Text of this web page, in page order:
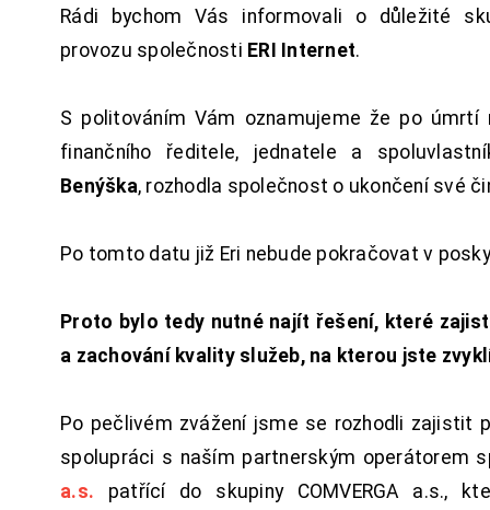
Rádi bychom Vás informovali o důležité
provozu společnosti ERI Internet.
S politováním Vám oznamujeme že po úmrtí
finančního ředitele, jednatele a
Benýška, rozhodla společnost o ukončení své
Po tomto datu již Eri nebude pokračovat v
Proto bylo tedy nutné najít řešení, které
a zachování kvality služeb, na kterou jste
Po pečlivém zvážení jsme se rozhodli zajistit
spolupráci s naším partnerským operátorem
a.s. patřící do skupiny COMVERGA a.s.,